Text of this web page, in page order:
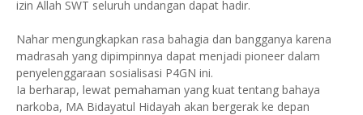
izin Allah SWT seluruh undangan dapat hadir.
Nahar mengungkapkan rasa bahagia dan bangganya karena
madrasah yang dipimpinnya dapat menjadi pioneer dalam
penyelenggaraan sosialisasi P4GN ini.
Ia berharap, lewat pemahaman yang kuat tentang bahaya
narkoba, MA Bidayatul Hidayah akan bergerak ke depan